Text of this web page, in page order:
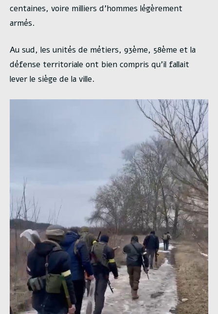
centaines, voire milliers d’hommes légèrement
armés.
Au sud, les unités de métiers, 93ème, 58ème et la
défense territoriale ont bien compris qu’il fallait
lever le siège de la ville.